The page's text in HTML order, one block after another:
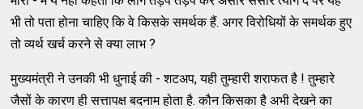
भी तो पता होना चाहिए कि वे किसके समर्थक हैं. अगर विरोधियों के समर्थक हुए
तो व्यर्थ खर्च करने से क्या लाभ ?
मुख्यमंत्री ने उनकी भी धुनाई की - शटअप, यही तुम्हारी शराफत है ! तुम्हारे
जैसों के कारण ही सत्तापक्ष बदनाम होता है. कौन किसका है अभी देखने का